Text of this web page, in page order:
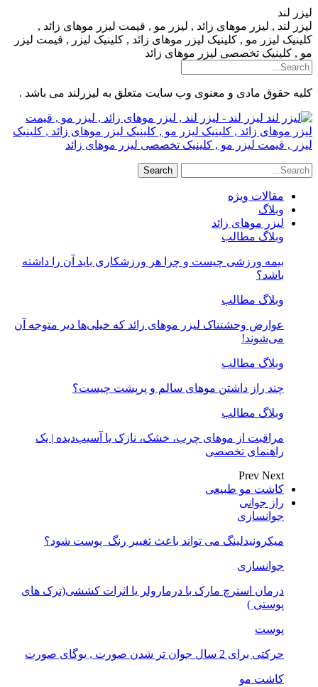
لیزر لند
لیزر لند , لیزر موهای زائد , لیزر مو , قیمت لیزر موهای زائد ,
کلینیک لیزر مو , کلینیک لیزر موهای زائد , کلینیک لیزر , قیمت لیزر
مو , کلینیک تخصصی لیزر موهای زائد
کلیه حقوق مادی و معنوی وب سایت متعلق به لیزرلند می باشد .
لیزر لند - لیزر لند , لیزر موهای زائد , لیزر مو , قیمت
لیزر موهای زائد , کلینیک لیزر مو , کلینیک لیزر موهای زائد , کلینیک
لیزر , قیمت لیزر مو , کلینیک تخصصی لیزر موهای زائد
مقالات ویژه
وبلاگ
لیزر موهای زائد
وبلاگ مطالب
بیمه ورزشی چیست و چرا هر ورزشکاری باید آن را داشته
باشد؟
وبلاگ مطالب
عوارض وحشتناک لیزر موهای زائد که خیلی‌ها دیر متوجه آن
می‌شوند!
وبلاگ مطالب
چند راز داشتن موهای سالم و پرپشت چیست؟
وبلاگ مطالب
مراقبت از موهای چرب، خشک، نازک یا آسیب‌دیده | یک
راهنمای تخصصی
Prev Next
کاشت مو طبیعی
راز جوانی
جوانسازی
میکرونیدلینگ می تواند باعث تغییر رنگ ‍ پوست شود؟
جوانسازی
درمان استرچ مارک با درمارولر یا اثرات کششی(ترک های
پوستی )
پوست
حرکتی برای 2 سال جوان تر شدن صورت , یوگای صورت
کاشت مو